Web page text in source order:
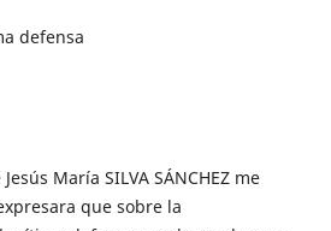
defensa
María SILVA SÁNCHEZ me
que sobre la